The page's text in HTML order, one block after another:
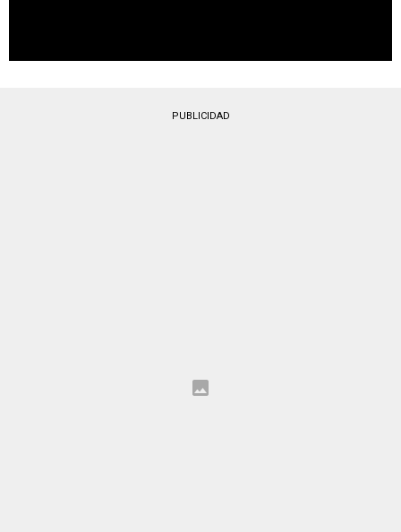
PUBLICIDAD